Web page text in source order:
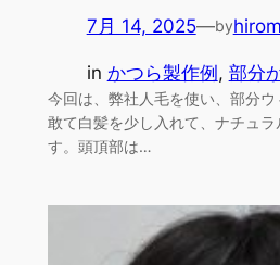
7月 14, 2025—by
in かつら製作例, 部分
今回は、弊社人毛を使い、部分ウ
敢て白髪を少し入れて、ナチュラ
す。頭頂部は…